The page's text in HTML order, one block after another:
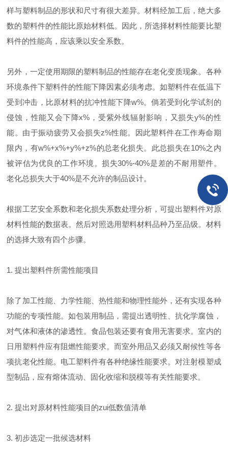
样与塑料制品的形状和尺寸有很大差异。材料经加工后，绝大多
数的塑料件的性能比原始材料低。因此，所选择材料性能要比塑
料件的性能高，应该乘以安全系数。
另外，一定使用期限的塑料制品的性能存在老化变质现象。各种
环境条件下塑料件的性能下降因素必须考虑。如塑料件在低温下
受到冲击，比原材料的抗冲性能下降w%。倘若受到化学试剂的
侵蚀，性能又会下降x%，受紫外线辐射影响，又损失y%的性
能。由于振动疲劳又会损失z%性能。因此塑料件在工作寿命期
限内，有w%+x%+y%+z%的总老化损失。此总损失在10%之内
被评估为优良的工作环境。损失30%-40%是差的不耐用塑件。
老化总损失大于40%是不允许的制品设计。
根据工艺安全系数和老化损失系数处理分析，可提出塑料件对原
材料性能的数据表。然后对照选用塑料材料品种乃至品级。材料
的选择大致有四个步骤。
1. 提出塑料件所需性能项目
除了加工性能、力学性能、热性能和物理性能外，还有实现各种
功能的专项性能。如包装用制品，需提出透明性、抗化学腐蚀，
对气体和液体的渗透性。食品包装还要有食用无害要求。室内的
日用塑料件应有阻燃性能要求。而室外用品又必须又耐候性等各
项抗老化性能。电工塑料件有各种绝缘性能要求。对注射模塑成
型制品，应有熔体流动、固化收缩和脱模等有关性能要求。
2. 提出对原材料性能项目的zui低数值清单
3. 初步选定一批候选材料